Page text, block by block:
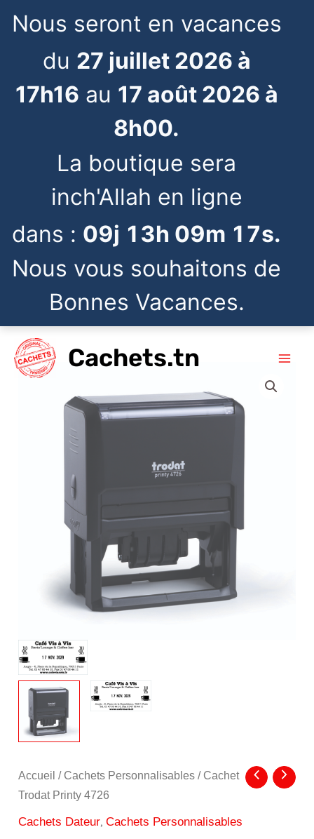
Nous seront en vacances
du 27 juillet 2026 à
17h16 au 17 août 2026 à
8h00.
La boutique sera
inch'Allah en ligne
dans : 09j 13h 09m 17s.
Nous vous souhaitons de
Bonnes Vacances.
contenu
Cachets.tn
Accueil / Cachets Personnalisables / Cachet
Trodat Printy 4726
Cachets Dateur,Cachets Personnalisables